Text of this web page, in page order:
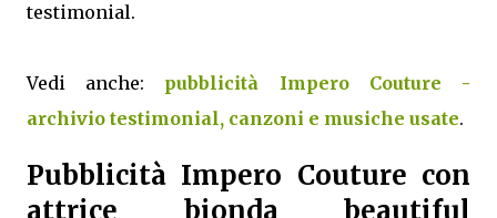
testimonial.
Vedi anche: pubblicità Impero Couture -
archivio testimonial, canzoni e musiche usate.
Pubblicità Impero Couture con
attrice bionda beautiful